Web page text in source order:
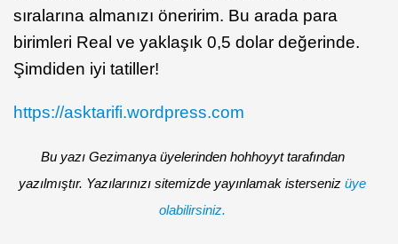
sıralarına almanızı öneririm. Bu arada para
birimleri Real ve yaklaşık 0,5 dolar değerinde.
Şimdiden iyi tatiller!
https://asktarifi.wordpress.com
Bu yazı Gezimanya üyelerinden hohhoyyt tarafından
yazılmıştır. Yazılarınızı sitemizde yayınlamak isterseniz üye
olabilirsiniz.